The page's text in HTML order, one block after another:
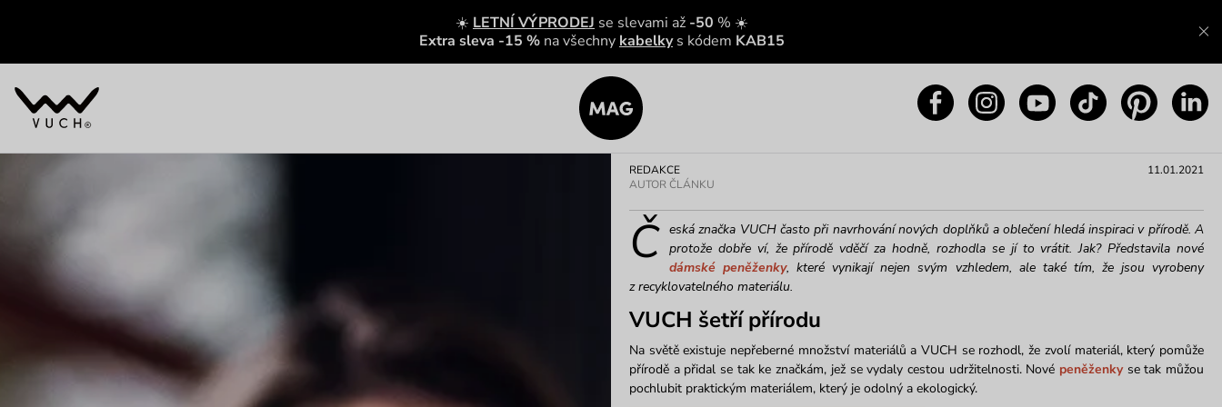
☀️ LETNÍ VÝPRODEJ se slevami až -50 % ☀️
Extra sleva -15 % na všechny kabelkys kódem KAB15
11.01.2021
REDAKCE
AUTOR ČLÁNKU
Č eská značka VUCH často při navrhování nových doplňků a oblečení hledá inspiraci v přírodě. A
protože dobře ví, že přírodě vděčí za hodně, rozhodla se jí to vrátit. Jak? Představila nové
dámské peněženky, které vynikají nejen svým vzhledem, ale také tím, že jsou vyrobeny
z recyklovatelného materiálu.
VUCH šetří přírodu
Na světě existuje nepřeberné množství materiálů a VUCH se rozhodl, že zvolí materiál, který pomůže
přírodě a přidal se tak ke značkám, jež se vydaly cestou udržitelnosti. Nové peněženkyse tak můžou
pochlubit praktickým materiálem, který je odolný a ekologický.